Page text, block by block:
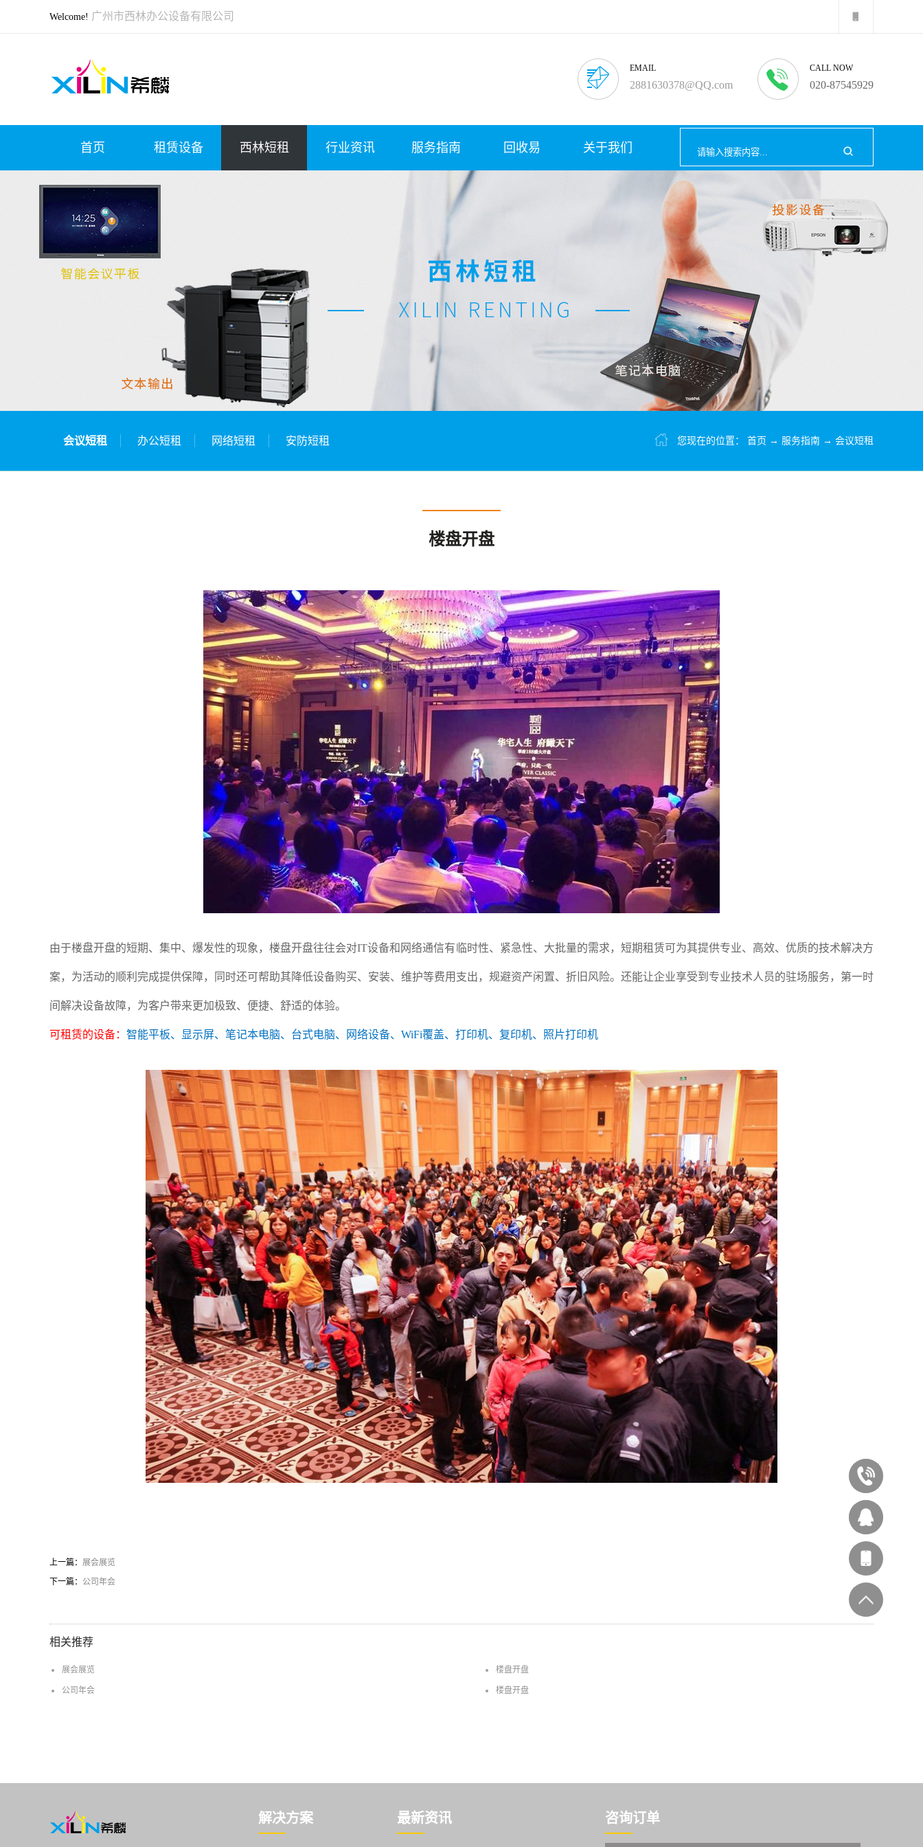
Welcome! 广州市西林办公设备有限公司
EMAIL
2881630378@QQ.com
CALL NOW
020-87545929
首页 租赁设备 西林短租 行业资讯 服务指南 回收易 关于我们
会议短租 办公短租 网络短租 安防短租 您现在的位置： 首页 → 服务指南 → 会议短租
楼盘开盘
由于楼盘开盘的短期、集中、爆发性的现象，楼盘开盘往往会对IT设备和网络通信有临时性、紧急性、大批量的需求，短期租赁可为其提供专业、高效、优质的技术解决方
案，为活动的顺利完成提供保障，同时还可帮助其降低设备购买、安装、维护等费用支出，规避资产闲置、折旧风险。还能让企业享受到专业技术人员的驻场服务，第一时
间解决设备故障，为客户带来更加极致、便捷、舒适的体验。
可租赁的设备： 智能平板、显示屏、笔记本电脑、台式电脑、网络设备、WiFi覆盖、打印机、复印机、照片打印机
上一篇： 展会展览
下一篇： 公司年会
相关推荐
展会展览 楼盘开盘
公司年会 楼盘开盘
解决方案 最新资讯 咨询订单
020-
87545929
西
林办公
客服